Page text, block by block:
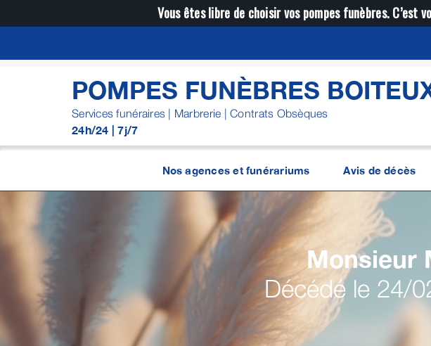
au
Vous êtes libre de choisir vos pompes funèbres.
POMPES FUNÈBRES
Services funéraires | Marbrerie | Contrats Obsèques
24h/24 | 7j/7
Nos agences et funérariums Avis de décès
Monsieur
Décédé le 24/